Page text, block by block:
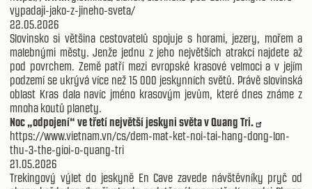
vypadaji-jako-z-jineho-sveta/
22.05.2026
Slovinsko si většina cestovatelů spojuje s horami, jezery, mořem a
malebnými městy. Jenže jednu z jeho největších atrakcí najdete až
pod povrchem. Země patří mezi evropské krasové velmoci a v jejím
podzemí se ukrývá více než 15 000 jeskynních světů. Právě slovinská
oblast Kras dala navíc jméno krasovým jevům, které dnes známe z
mnoha koutů planety.
Noc „odpojení“ ve třetí největší jeskyni světa v Quang Tri.
https://www.vietnam.vn/cs/dem-mat-ket-noi-tai-hang-dong-lon-
thu-3-the-gioi-o-quang-tri
21.05.2026
Trekingový výlet do jeskyně En Cave zavede návštěvníky pryč od